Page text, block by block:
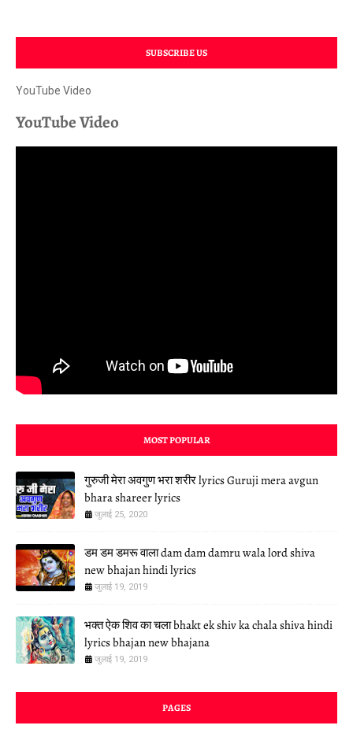
SUBSCRIBE US
YouTube Video
YouTube Video
MOST POPULAR
गुरुजी मेरा अवगुण भरा शरीर lyrics Guruji mera avgun
bhara shareer lyrics
जुलाई 25, 2020
डम डम डमरू वाला dam dam damru wala lord shiva
new bhajan hindi lyrics
जुलाई 19, 2019
भक्त ऐक शिव का चला bhakt ek shiv ka chala shiva hindi
lyrics bhajan new bhajana
जुलाई 19, 2019
PAGES